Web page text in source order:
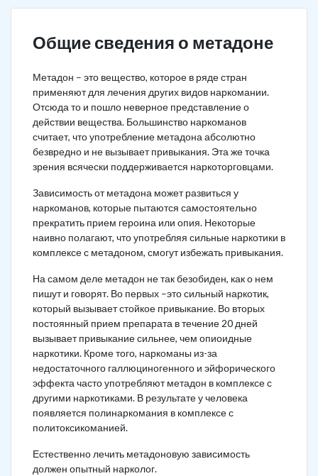
Общие сведения о метадоне
Метадон – это вещество, которое в ряде стран
применяют для лечения других видов наркомании.
Отсюда то и пошло неверное представление о
действии вещества. Большинство наркоманов
считает, что употребление метадона абсолютно
безвредно и не вызывает привыкания. Эта же точка
зрения всячески поддерживается наркоторговцами.
Зависимость от метадона может развиться у
наркоманов, которые пытаются самостоятельно
прекратить прием героина или опия. Некоторые
наивно полагают, что употребляя сильные наркотики в
комплексе с метадоном, смогут избежать привыкания.
На самом деле метадон не так безобиден, как о нем
пишут и говорят. Во первых –это сильный наркотик,
который вызывает стойкое привыкание. Во вторых
постоянный прием препарата в течение 20 дней
вызывает привыкание сильнее, чем опиоидные
наркотики. Кроме того, наркоманы из-за
недостаточного галлюциногенного и эйфорического
эффекта часто употребляют метадон в комплексе с
другими наркотиками. В результате у человека
появляется полинаркомания в комплексе с
политоксикоманией.
Естественно лечить метадоновую зависимость
должен опытный нарколог.